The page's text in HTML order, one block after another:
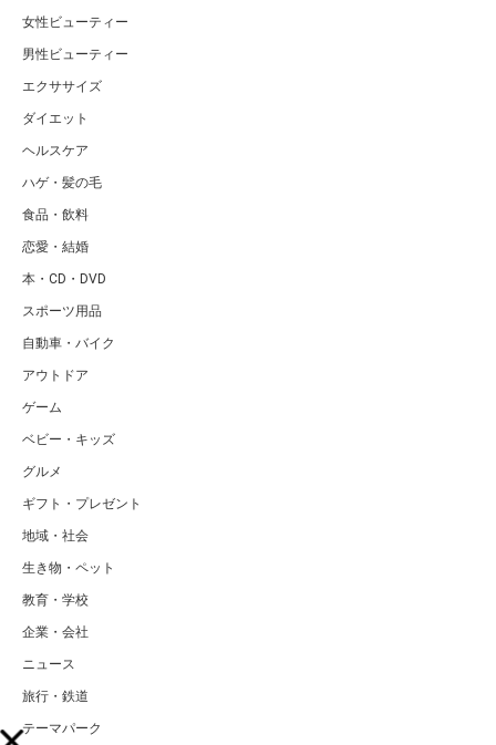
女性ビューティー
男性ビューティー
エクササイズ
ダイエット
ヘルスケア
ハゲ・髪の毛
食品・飲料
恋愛・結婚
本・CD・DVD
スポーツ用品
自動車・バイク
アウトドア
ゲーム
ベビー・キッズ
グルメ
ギフト・プレゼント
地域・社会
生き物・ペット
教育・学校
企業・会社
ニュース
旅行・鉄道
テーマパーク